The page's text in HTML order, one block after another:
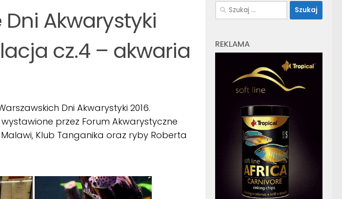
Akwarystyki
cz.4 – akwaria
Dni Akwarystyki 2016.
przez Forum Akwarystyczne
Klub Tanganika oraz ryby Roberta
Szukaj:
REKLAMA